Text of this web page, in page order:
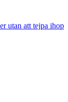
utan att tejpa ihop